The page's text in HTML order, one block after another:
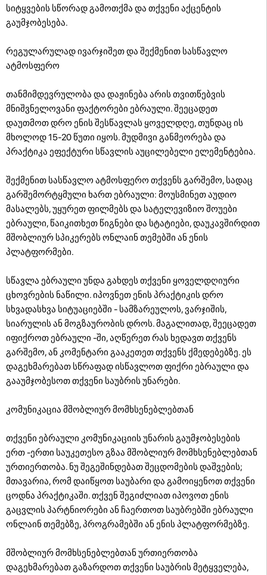
სიტყვების სწორად გამოთქმა და თქვენი აქცენტის
გაუმჯობესება.
რეგულარულად ივარჯიშეთ და შექმენით სასწავლო
ატმოსფერო
თანმიმდევრულობა და დაჟინება არის თვითწებვის
მნიშვნელოვანი ფაქტორები ებრაული. შეეცადეთ
დაუთმოთ დრო ენის შესწავლას ყოველდღე, თუნდაც ის
მხოლოდ 15-20 წუთი იყოს. მუდმივი განმეორება და
პრაქტიკა ეფექტური სწავლის აუცილებელი ელემენტებია.
შექმენით სასწავლო ატმოსფერო თქვენს გარშემო, სადაც
გარშემორტყმული ხართ ებრაული: მოუსმინეთ აუდიო
მასალებს, უყურეთ ფილმებს და სატელევიზიო შოუები
ებრაული, წაიკითხეთ წიგნები და სტატიები, დაუკავშირდით
მშობლიურ სპიკერებს ონლაინ თემებში ან ენის
პლატფორმები.
სწავლა ებრაული უნდა გახდეს თქვენი ყოველდღიური
ცხოვრების ნაწილი. იპოვნეთ ენის პრაქტიკის დრო
სხვადასხვა სიტუაციებში - სამზარეულოს, ვარჯიშის,
სიარულის ან მოგზაურობის დროს. მაგალითად, შეეცადეთ
იფიქროთ ებრაული -ში, აღწერეთ რას ხედავთ თქვენს
გარშემო, ან კომენტარი გააკეთეთ თქვენს ქმედებებზე. ეს
დაგეხმარებათ სწრაფად ისწავლოთ ფიქრი ებრაული და
გააუმჯობესოთ თქვენი საუბრის უნარები.
კომუნიკაცია მშობლიურ მომხსენებლებთან
თქვენი ებრაული კომუნიკაციის უნარის გაუმჯობესების
ერთ -ერთი საუკეთესო გზაა მშობლიურ მომხსენებლებთან
ურთიერთობა. ნუ შეგეშინდებათ შეცდომების დაშვების;
მთავარია, რომ დაიწყოთ საუბარი და გამოიყენოთ თქვენი
ცოდნა პრაქტიკაში. თქვენ შეგიძლიათ იპოვოთ ენის
გაცვლის პარტნიორები ან ჩაერთოთ საუბრებში ებრაული
ონლაინ თემებზე, პროგრამებში ან ენის პლატფორმებზე.
მშობლიურ მომხსენებლებთან ურთიერთობა
დაგეხმარებათ გაზარდოთ თქვენი საუბრის მეტყველება,